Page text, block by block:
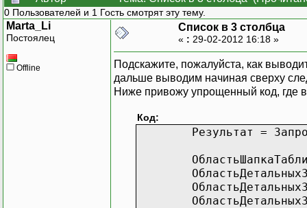
0 Пользователей и 1 Гость смотрят эту тему.
Marta_Li
Постоялец
Offline
Список в 3 столбца
« : 29-02-2012 16:18 »
Подскажите, пожалуйста, как
дальше выводим начиная сверху
Ниже привожу упрощенный код, где
Код:
Результат =